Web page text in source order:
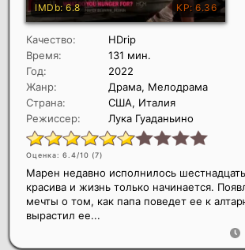
Качество:
HDrip
Время:
131 мин.
Год:
2022
Жанр:
Драма, Мелодрама
Страна:
США, Италия
Режиссер:
Лука Гуаданьино
Оценка: 6.4/10 (7)
Марен недавно исполнилось
красива и жизнь только начинается.
мечты о том, как папа поведет ее к
вырастил ее...